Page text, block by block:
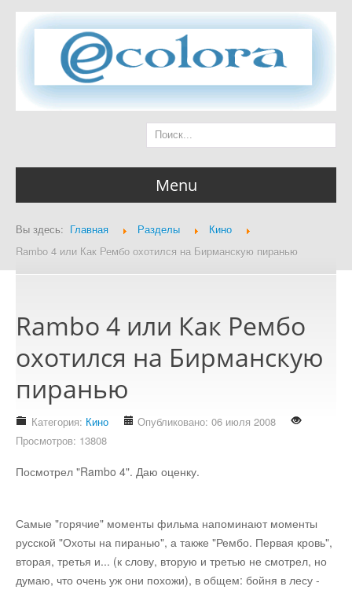
Menu
Главная страница
Разделы
Стихотворения
Детям
Вы здесь: Главная Разделы
Кино
Rambo 4 или Как Рембо охотился на Бирманскую пиранью
Rambo 4 или Как Рембо
охотился на Бирманскую
пиранью
Категория: Кино
Опубликовано: 06 июля 2008
Просмотров: 13808
Посмотрел "Rambo 4". Даю оценку.
Самые "горячие" моменты фильма напоминают моменты
русской "Охоты на пиранью", а также "Рембо. Первая кровь",
вторая, третья и... (к слову, вторую и третью не смотрел, но
думаю, что очень уж они похожи), в общем: бойня в лесу -